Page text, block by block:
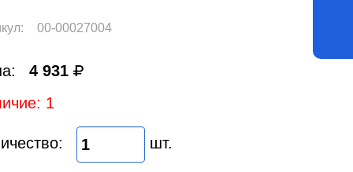
00-00027004
4 931
1
шт.